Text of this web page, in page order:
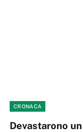
CRONACA
Devastarono